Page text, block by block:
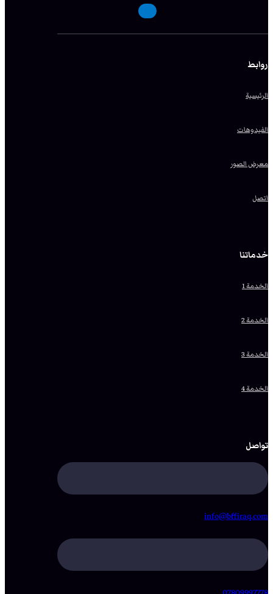
روابط
الرئيسية
الفيدوهات
معرض الصور
اتصل
خدماتنا
الخدمة 1
الخدمة 2
الخدمة 3
الخدمة 4
تواصل
info@bffiraq.com